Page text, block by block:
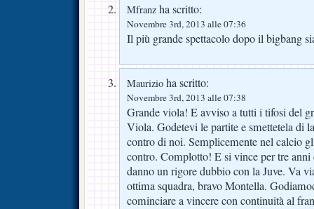
Mfranz ha scritto:
Novembre 3rd, 2013 alle 07:36
Il più grande spettacolo dopo il bigbang
Maurizio ha scritto:
Novembre 3rd, 2013 alle 07:38
Grande viola! E avviso a tutti i tifosi del
Viola. Godetevi le partite e smettetela di
contro di noi. Semplicemente nel calcio
contro. Complotto! E si vince per tre anni
danno un rigore dubbio con la Juve. Va
ottima squadra, bravo Montella.
cominciare a vincere con continuità al